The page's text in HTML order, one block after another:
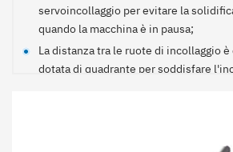
servoincollaggio per evitare la
quando la macchina è in pausa;
La distanza tra le ruote di incollaggio
dotata di quadrante per soddisfare